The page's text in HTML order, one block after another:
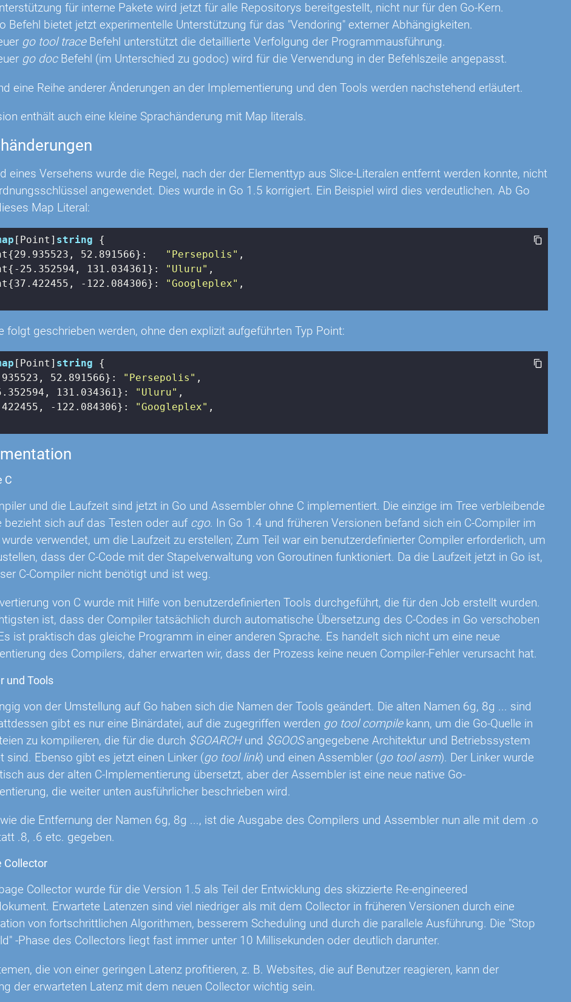
für interne Pakete wird jetzt für alle Repositorys bereitgestellt, nicht nur für den Go-Kern.
Befehl bietet jetzt experimentelle Unterstützung für das "Vendoring" externer Abhängigkeiten.
go tool traceBefehl unterstützt die detaillierte Verfolgung der Programmausführung.
go docBefehl (im Unterschied zu godoc) wird für die Verwendung in der Befehlszeile angepasst.
eine Reihe anderer Änderungen an der Implementierung und den Tools werden nachstehend erläutert.
enthält auch eine kleine Sprachänderung mit Map literals.
eines Versehens wurde die Regel, nach der der Elementtyp aus Slice-Literalen entfernt werden konnte, nicht
angewendet. Dies wurde in Go 1.5 korrigiert. Ein Beispiel wird dies verdeutlichen. Ab Go
Map Literal:
[Point] string {
29.935523 , 52.891566}: "Persepolis" ,
-25.352594 , 131.034361}: "Uluru" ,
37.422455 , -122.084306}: "Googleplex" ,
folgt geschrieben werden, ohne den explizit aufgeführten Typ Point:
[Point] string {
, 52.891566}: "Persepolis" ,
, 131.034361 }: "Uluru" ,
, -122.084306}: "Googleplex" ,
C
und die Laufzeit sind jetzt in Go und Assembler ohne C implementiert. Die einzige im Tree verbleibende
bezieht sich auf das Testen oder auf cgo. In Go 1.4 und früheren Versionen befand sich ein C-Compiler im
wurde verwendet, um die Laufzeit zu erstellen; Zum Teil war ein benutzerdefinierter Compiler erforderlich, um
dass der C-Code mit der Stapelverwaltung von Goroutinen funktioniert. Da die Laufzeit jetzt in Go ist,
C-Compiler nicht benötigt und ist weg.
von C wurde mit Hilfe von benutzerdefinierten Tools durchgeführt, die für den Job erstellt wurden.
ist, dass der Compiler tatsächlich durch automatische Übersetzung des C-Codes in Go verschoben
ist praktisch das gleiche Programm in einer anderen Sprache. Es handelt sich nicht um eine neue
des Compilers, daher erwarten wir, dass der Prozess keine neuen Compiler-Fehler verursacht hat.
und Tools
von der Umstellung auf Go haben sich die Namen der Tools geändert. Die alten Namen 6g, 8g ... sind
gibt es nur eine Binärdatei, auf die zugegriffen werden go tool compilekann, um die Go-Quelle in
zu kompilieren, die für die durch $GOARCHund $GOOSangegebene Architektur und Betriebssystem
sind. Ebenso gibt es jetzt einen Linker (go tool link) und einen Assembler (go tool asm). Der Linker wurde
aus der alten C-Implementierung übersetzt, aber der Assembler ist eine neue native Go-
die weiter unten ausführlicher beschrieben wird.
die Entfernung der Namen 6g, 8g ..., ist die Ausgabe des Compilers und Assembler nun alle mit dem .o
.8, .6 etc. gegeben.
Collector
Collector wurde für die Version 1.5 als Teil der Entwicklung des skizzierte Re-engineered
Erwartete Latenzen sind viel niedriger als mit dem Collector in früheren Versionen durch eine
von fortschrittlichen Algorithmen, besserem Scheduling und durch die parallele Ausführung. Die "Stop
-Phase des Collectors liegt fast immer unter 10 Millisekunden oder deutlich darunter.
die von einer geringen Latenz profitieren, z. B. Websites, die auf Benutzer reagieren, kann der
der erwarteten Latenz mit dem neuen Collector wichtig sein.